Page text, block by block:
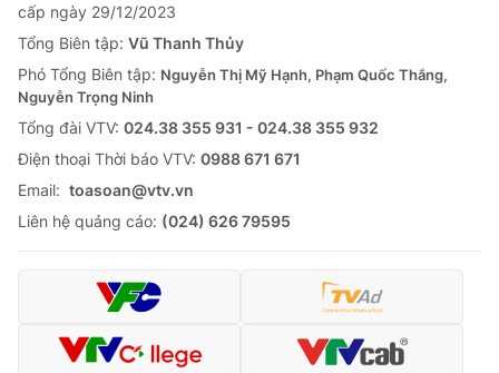
cấp ngày 29/12/2023
Tổng Biên tập: Vũ Thanh Thủy
Phó Tổng Biên tập: Nguyễn Thị Mỹ Hạnh, Phạm Quốc Thắng,
Nguyễn Trọng Ninh
Tổng đài VTV: 024.38 355 931 - 024.38 355 932
Ðiện thoại Thời báo VTV: 0988 671 671
Email: toasoan@vtv.vn
Liên hệ quảng cáo: (024) 626 79595